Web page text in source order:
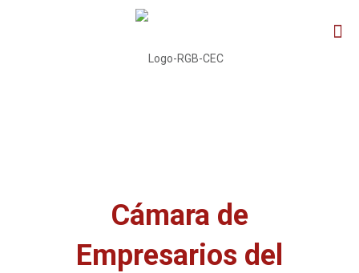
Cámara de
Empresarios del